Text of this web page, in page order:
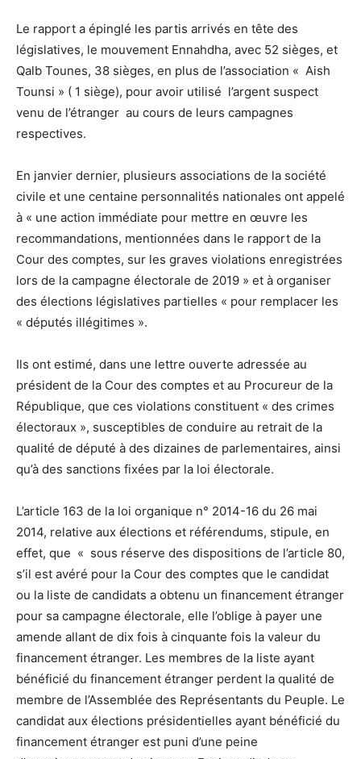
Le rapport a épinglé les partis arrivés en tête des
législatives, le mouvement Ennahdha, avec 52 sièges, et
Qalb Tounes, 38 sièges, en plus de l’association « Aish
Tounsi » ( 1 siège), pour avoir utilisé l’argent suspect
venu de l’étranger au cours de leurs campagnes
respectives.
En janvier dernier, plusieurs associations de la société
civile et une centaine personnalités nationales ont appelé
à « une action immédiate pour mettre en œuvre les
recommandations, mentionnées dans le rapport de la
Cour des comptes, sur les graves violations enregistrées
lors de la campagne électorale de 2019 » et à organiser
des élections législatives partielles « pour remplacer les
« députés illégitimes ».
Ils ont estimé, dans une lettre ouverte adressée au
président de la Cour des comptes et au Procureur de la
République, que ces violations constituent « des crimes
électoraux », susceptibles de conduire au retrait de la
qualité de député à des dizaines de parlementaires, ainsi
qu’à des sanctions fixées par la loi électorale.
L’article 163 de la loi organique n° 2014-16 du 26 mai
2014, relative aux élections et référendums, stipule, en
effet, que « sous réserve des dispositions de l’article 80,
s’il est avéré pour la Cour des comptes que le candidat
ou la liste de candidats a obtenu un financement étranger
pour sa campagne électorale, elle l’oblige à payer une
amende allant de dix fois à cinquante fois la valeur du
financement étranger. Les membres de la liste ayant
bénéficié du financement étranger perdent la qualité de
membre de l’Assemblée des Représentants du Peuple. Le
candidat aux élections présidentielles ayant bénéficié du
financement étranger est puni d’une peine